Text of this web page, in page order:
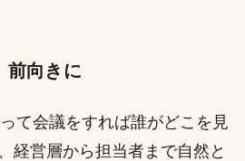
前向きに
て会議をすれば誰がどこを見
経営層から担当者まで自然と